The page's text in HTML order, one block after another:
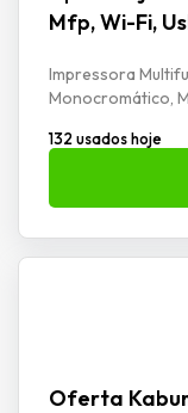
Mfp, Wi-Fi,
Impressora
Monocromático,
132 usados hoje
Oferta